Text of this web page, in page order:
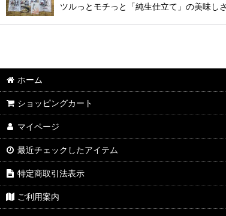
ツルっとモチっと「純生仕立て」の美味し
ホーム
ショッピングカート
マイページ
最近チェックしたアイテム
特定商取引法表示
ご利用案内